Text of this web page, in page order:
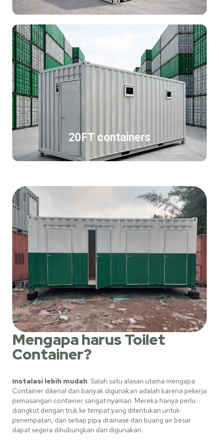
20FT containers
Mengapa harus Toilet
Container?
Instalasi lebih mudah: Salah satu alasan utama mengapa
Container dikenal dan banyak digunakan adalah karena pekerja
pemasangan container sangat nyaman. Mereka hanya perlu
diangkut dengan truk ke tempat yang ditentukan untuk
penempatan, dan setiap pipa drainase dan buang air besar
dapat segera dihubungkan dan digunakan.